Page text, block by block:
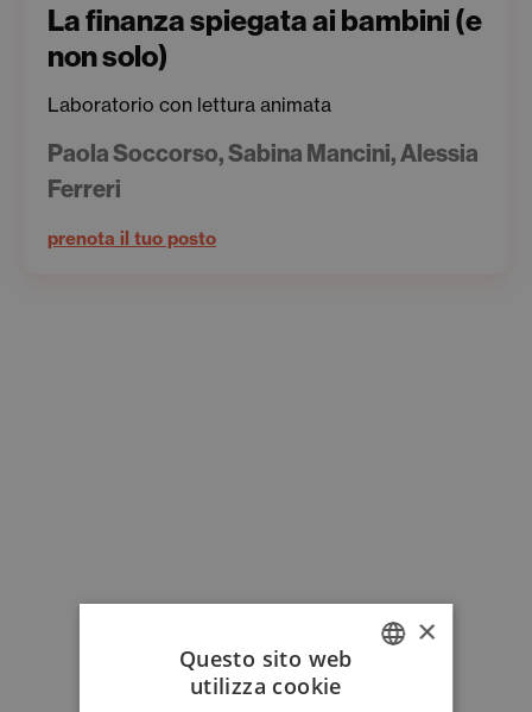
La finanza spiegata ai bambini (e
non solo)
Laboratorio con lettura animata
Paola Soccorso, Sabina Mancini, Alessia
Ferreri
prenota il tuo posto
×
Questo sito web
utilizza cookie